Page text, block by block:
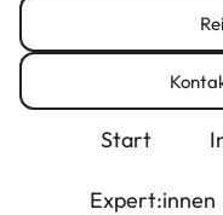
Start
Expert:innen